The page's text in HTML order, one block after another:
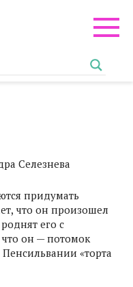
придумать
что он произошел
его с
он — потомок
«торта